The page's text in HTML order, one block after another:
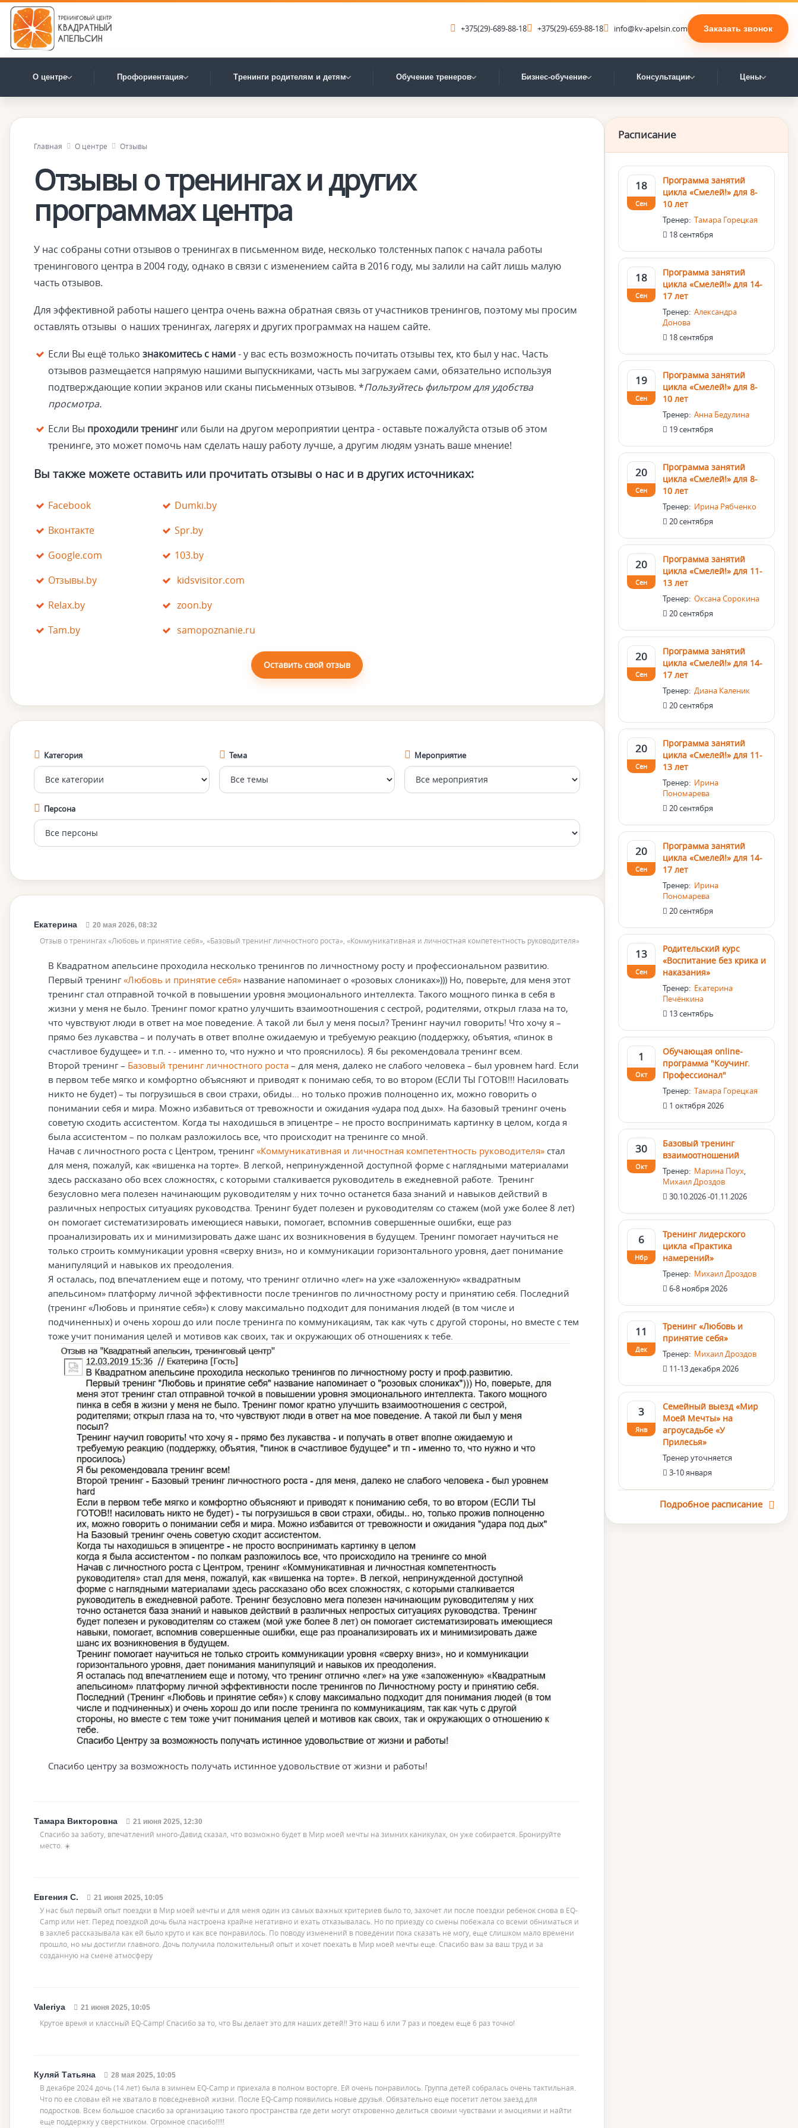
+375(29)-689-88-18 +375(29)-659-88-18 info@kv-apelsin.com Заказать звонок
О центре Профориентация Тренинги родителям и детям Обучение тренеров Бизнес-обучение Консультации Цены
Главная О центре Отзывы
Отзывы о тренингах и других
программах центра
У нас собраны сотни отзывов о тренингах в письменном виде, несколько толстенных папок с начала работы
тренингового центра в 2004 году, однако в связи с изменением сайта в 2016 году, мы залили на сайт лишь малую
часть отзывов.
Для эффективной работы нашего центра очень важна обратная связь от участников тренингов, поэтому мы просим
оставлять отзывы о наших тренингах, лагерях и других программах на нашем сайте.
Если Вы ещё толькознакомитесь с нами- у вас есть возможность почитать отзывы тех, кто был у нас. Часть
отзывов размещается напрямую нашими выпускниками, часть мы загружаем сами, обязательно используя
подтверждающие копии экранов или сканы письменных отзывов. *Пользуйтесь фильтром для удобства
просмотра.
Если Вы проходили тренингили были на другом мероприятии центра - оставьте пожалуйста отзыв об этом
тренинге, это может помочь нам сделать нашу работу лучше, а другим людям узнать ваше мнение!
Вы также можете оставить или прочитать отзывы о нас и в других источниках:
Facebook
Вконтакте
Google.com
Отзывы.by
Relax.by
Tam.by
Dumki.by
Spr.by
103.by
kidsvisitor.com
zoon.by
samopoznanie.ru
Оставить свой отзыв
Категория Тема Мероприятие
Персона
Екатерина 20 мая 2026, 08:32
Отзыв о тренингах «Любовь и принятие себя», «Базовый тренинг личностного роста», «Коммуникативная и личностная компетентность руководителя»
В Квадратном апельсине проходила несколько тренингов по личностному росту и профессиональном развитию.
Первый тренинг«Любовь и принятие себя» название напоминает о «розовых слониках»))) Но, поверьте, для меня этот
тренинг стал отправной точкой в повышении уровня эмоционального интеллекта. Такого мощного пинка в себя в
жизни у меня не было. Тренинг помог кратно улучшить взаимоотношения с сестрой, родителями, открыл глаза на то,
что чувствуют люди в ответ на мое поведение. А такой ли был у меня посыл? Тренинг научил говорить! Что хочу я –
прямо без лукавства – и получать в ответ вполне ожидаемую и требуемую реакцию (поддержку, объятия, «пинок в
счастливое будущее» и т.п. - - именно то, что нужно и что прояснилось). Я бы рекомендовала тренинг всем.
Второй тренинг – Базовый тренинг личностного роста – для меня, далеко не слабого человека – был уровнем hard. Если
в первом тебе мягко и комфортно объясняют и приводят к понимаю себя, то во втором (ЕСЛИ ТЫ ГОТОВ!!! Насиловать
никто не будет) – ты погрузишься в свои страхи, обиды… но только прожив полноценно их, можно говорить о
понимании себя и мира. Можно избавиться от тревожности и ожидания «удара под дых». На базовый тренинг очень
советую сходить ассистентом. Когда ты находишься в эпицентре – не просто воспринимать картинку в целом, когда я
была ассистентом – по полкам разложилось все, что происходит на тренинге со мной.
Начав с личностного роста с Центром, тренинг«Коммуникативная и личностная компетентность руководителя» стал
для меня, пожалуй, как «вишенка на торте». В легкой, непринужденной доступной форме с наглядными материалами
здесь рассказано обо всех сложностях, с которыми сталкивается руководитель в ежедневной работе. Тренинг
безусловно мега полезен начинающим руководителям у них точно останется база знаний и навыков действий в
различных непростых ситуациях руководства. Тренинг будет полезен и руководителям со стажем (мой уже более 8 лет)
он помогает систематизировать имеющиеся навыки, помогает, вспомнив совершенные ошибки, еще раз
проанализировать их и минимизировать даже шанс их возникновения в будущем. Тренинг помогает научиться не
только строить коммуникации уровня «сверху вниз», но и коммуникации горизонтального уровня, дает понимание
манипуляций и навыков их преодоления.
Я осталась, под впечатлением еще и потому, что тренинг отлично «лег» на уже «заложенную» «квадратным
апельсином» платформу личной эффективности после тренингов по личностному росту и принятию себя. Последний
(тренинг «Любовь и принятие себя») к слову максимально подходит для понимания людей (в том числе и
подчиненных) и очень хорош до или после тренинга по коммуникациям, так как чуть с другой стороны, но вместе с тем
тоже учит понимания целей и мотивов как своих, так и окружающих об отношениях к тебе.
Спасибо центру за возможность получать истинное удовольствие от жизни и работы!
Тамара Викторовна 21 июня 2025, 12:30
Спасибо за заботу, впечатлений много-Давид сказал, что возможно будет в Мир моей мечты на зимних каникулах, он уже собирается. Бронируйте
место. ☀️
Евгения С. 21 июня 2025, 10:05
У нас был первый опыт поездки в Мир моей мечты и для меня один из самых важных критериев было то, захочет ли после поездки ребенок снова в EQ-
Camp или нет. Перед поездкой дочь была настроена крайне негативно и ехать отказывалась. Но по приезду со смены побежала со всеми обниматься и
в захлеб рассказывала как ей было круто и как все понравилось. По поводу изменений в поведении пока сказать не могу, еще слишком мало времени
прошло, но мы достигли главного. Дочь получила положительный опыт и хочет поехать в Мир моей мечты еще. Спасибо вам за ваш труд и за
созданную на смене атмосферу
Valeriya 21 июня 2025, 10:05
Крутое время и классный EQ-Camp! Спасибо за то, что Вы делает это для наших детей!! Это наш 6 или 7 раз и поедем еще 6 раз точно!
Куляй Татьяна 28 мая 2025, 10:05
В декабре 2024 дочь (14 лет) была в зимнем EQ-Camp и приехала в полном восторге. Ей очень понравилось. Группа детей собралась очень тактильная.
Что по ее словам ей не хватало в повседневной жизни. После EQ-Camp появились новые друзья. Обязательно еще посетит летом заезд для
подростков. Всем большое спасибо за организацию такого пространства где дети могут откровенно делиться своими чувствами и эмоциями и найти
еще поддержку у сверстником. Огромное спасибо!!!!!
Расписание
18
Сен
Программа занятий
цикла «Смелей!» для 8-
10 лет
Тренер: Тамара Горецкая
18 сентября
18
Сен
Программа занятий
цикла «Смелей!» для 14-
17 лет
Тренер: Александра
Донова
18 сентября
19
Сен
Программа занятий
цикла «Смелей!» для 8-
10 лет
Тренер: Анна Бедулина
19 сентября
20
Сен
Программа занятий
цикла «Смелей!» для 8-
10 лет
Тренер: Ирина Рябченко
20 сентября
20
Сен
Программа занятий
цикла «Смелей!» для 11-
13 лет
Тренер: Оксана Сорокина
20 сентября
20
Сен
Программа занятий
цикла «Смелей!» для 14-
17 лет
Тренер: Диана Каленик
20 сентября
20
Сен
Программа занятий
цикла «Смелей!» для 11-
13 лет
Тренер: Ирина
Пономарева
20 сентября
20
Сен
Программа занятий
цикла «Смелей!» для 14-
17 лет
Тренер: Ирина
Пономарева
20 сентября
13
Сен
Родительский курс
«Воспитание без крика и
наказания»
Тренер: Екатерина
Печёнкина
13 сентябрь
1
Окт
Обучающая online-
программа "Коучинг.
Профессионал"
Тренер: Тамара Горецкая
1 октября 2026
30
Окт
Базовый тренинг
взаимоотношений
Тренер: Марина Поух,
Михаил Дроздов
30.10.2026 -01.11.2026
6
Нбр
Тренинг лидерского
цикла «Практика
намерений»
Тренер: Михаил Дроздов
6-8 ноября 2026
11
Дек
Тренинг «Любовь и
принятие себя»
Тренер: Михаил Дроздов
11-13 декабря 2026
3
Янв
Семейный выезд «Мир
Моей Мечты» на
агроусадьбе «У
Прилесья»
Тренер уточняется
3-10 января
Подробное расписание